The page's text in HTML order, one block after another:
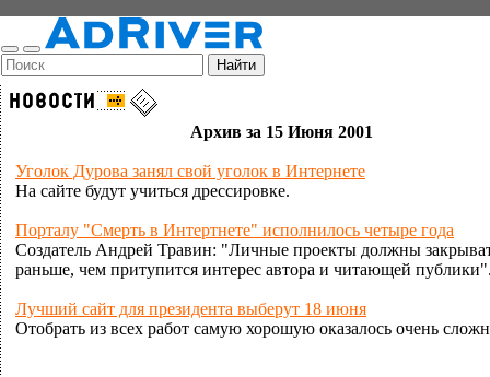
Архив за 15 Июня 2001
Уголок Дурова занял свой уголок в Интернете
На сайте будут учиться дрессировке.
Порталу "Смерть в Интертнете" исполнилось четыре года
Создатель Андрей Травин: "Личные проекты должны
раньше, чем притупится интерес автора и читающей
Лучший сайт для президента выберут 18 июня
Отобрать из всех работ самую хорошую оказалось очень